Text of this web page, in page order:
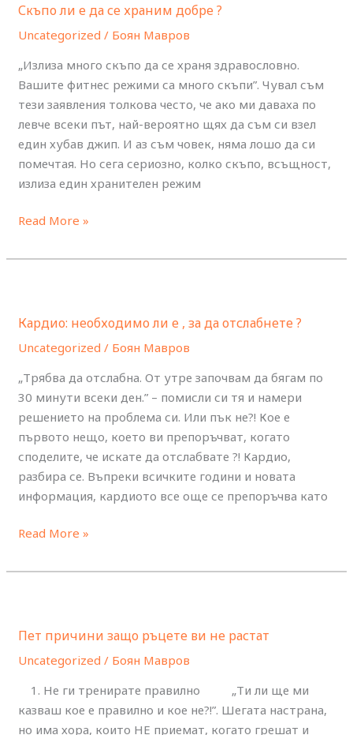
Скъпо ли е да се храним добре ?
Uncategorized / Боян Мавров
„Излиза много скъпо да се храня здравословно.
Вашите фитнес режими са много скъпи”. Чувал съм
тези заявления толкова често, че ако ми даваха по
левче всеки път, най-вероятно щях да съм си взел
един хубав джип. И аз съм човек, няма лошо да си
помечтая. Но сега сериозно, колко скъпо, всъщност,
излиза един хранителен режим
е
да
храним
добре
?
Read More »
Кардио: необходимо ли е , за да отслабнете ?
Uncategorized / Боян Мавров
„Трябва да отслабна. От утре започвам да бягам по
30 минути всеки ден.” – помисли си тя и намери
решението на проблема си. Или пък не?! Кое е
първото нещо, което ви препоръчват, когато
споделите, че искате да отслабвате ?! Кардио,
разбира се. Въпреки всичките години и новата
информация, кардиото все още се препоръчва като
ли
е
за
да
отслабнете
?
Read More »
Пет причини защо ръцете ви не растат
Uncategorized / Боян Мавров
1. Не ги тренирате правилно „Ти ли ще ми
казваш кое е правилно и кое не?!”. Шегата настрана,
но има хора, които НЕ приемат, когато грешат и
защо
ръцете
растат